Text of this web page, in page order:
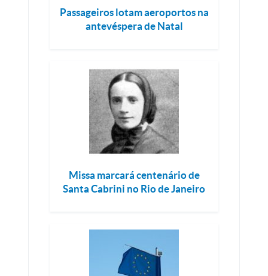
Passageiros lotam aeroportos na
antevéspera de Natal
Missa marcará centenário de
Santa Cabrini no Rio de Janeiro